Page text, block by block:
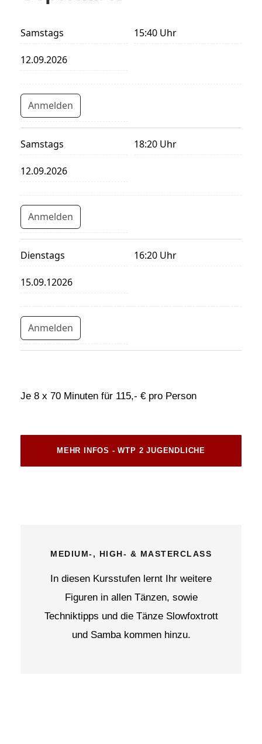
Samstags 15:40 Uhr
12.09.2026
Anmelden
Samstags 18:20 Uhr
12.09.2026
Anmelden
Dienstags 16:20 Uhr
15.09.12026
Anmelden
Je 8 x 70 Minuten für 115,- € pro Person
MEHR INFOS - WTP 2 JUGENDLICHE
MEDIUM-, HIGH- & MASTERCLASS
In diesen Kursstufen lernt Ihr weitere
Figuren in allen Tänzen, sowie
Techniktipps und die Tänze Slowfoxtrott
und Samba kommen hinzu.